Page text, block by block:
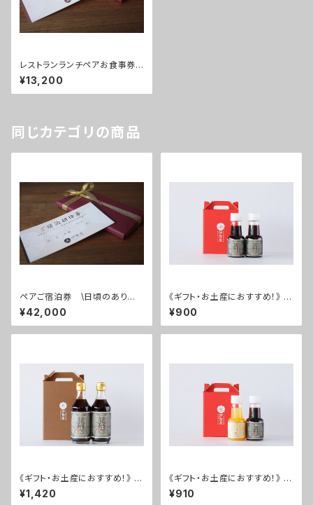
レストランランチペアお食事券
【日頃のありがとうを届けよう！】
～大浴場温泉入浴付き～
¥13,200
同じカテゴリの商品
ペアご宿泊券 \日頃のありが
とうを届けよう！/ ～スタンダー
ドルーム1泊2食付～
¥42,000
《ギフト・お土産におすすめ！》 く
ろぽんミニ 2本セット
¥900
《ギフト・お土産におすすめ！》 く
ろぽん 2本セット
¥1,420
《ギフト・お土産におすすめ！》 く
ろぽん・しろぽん ミニサイズ2本
セット
¥910